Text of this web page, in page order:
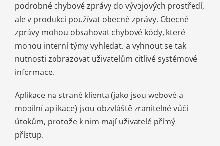
podrobné chybové zprávy do vývojových prostředí,
ale v produkci používat obecné zprávy. Obecné
zprávy mohou obsahovat chybové kódy, které
mohou interní týmy vyhledat, a vyhnout se tak
nutnosti zobrazovat uživatelům citlivé systémové
informace.
Aplikace na straně klienta (jako jsou webové a
mobilní aplikace) jsou obzvláště zranitelné vůči
útokům, protože k nim mají uživatelé přímý
přístup.